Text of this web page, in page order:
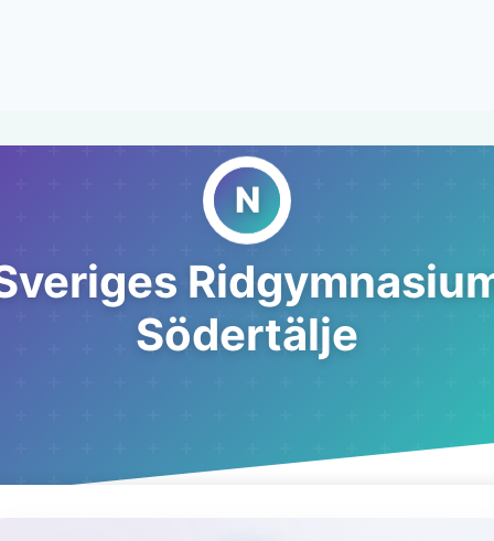
Södertälje